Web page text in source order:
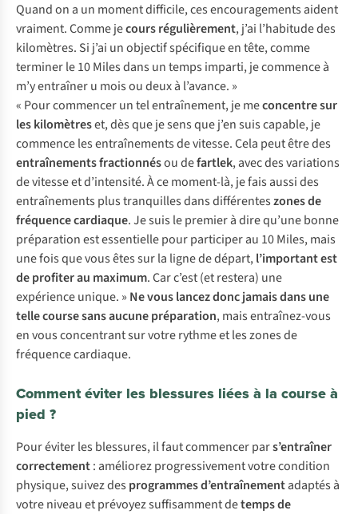
Quand on a un moment difficile, ces encouragements aident
vraiment. Comme jecours régulièrement, j’ai l’habitude des
kilomètres. Si j’ai un objectif spécifique en tête, comme
terminer le 10 Miles dans un temps imparti, je commence à
m’y entraîner u mois ou deux à l’avance. »
« Pour commencer un tel entraînement, je meconcentre sur
les kilomètreset, dès que je sens que j’en suis capable, je
commence les entraînements de vitesse. Cela peut être des
entraînements fractionnésou defartlek, avec des variations
de vitesse et d’intensité. À ce moment-là, je fais aussi des
entraînements plus tranquilles dans différenteszones de
fréquence cardiaque. Je suis le premier à dire qu’une bonne
préparation est essentielle pour participer au 10 Miles, mais
une fois que vous êtes sur la ligne de départ,l’important est
de profiter au maximum. Car c’est (et restera) une
expérience unique. » Ne vous lancez donc jamais dans une
telle course sans aucune préparation, mais entraînez-vous
en vous concentrant sur votre rythme et les zones de
fréquence cardiaque.
Comment éviter les blessures liées à la course à
pied ?
Pour éviter les blessures, il faut commencer pars’entraîner
correctement: améliorez progressivement votre condition
physique, suivez des programmes d’entraînementadaptés à
votre niveau et prévoyez suffisamment detemps de